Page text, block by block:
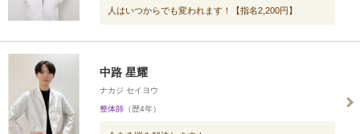
人はいつからでも変われます！【指名2,200円】
中路 星耀
ナカジ セイヨウ
整体師 （歴4年）